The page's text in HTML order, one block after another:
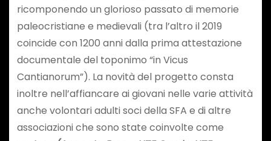
ricomponendo un glorioso passato di memorie
paleocristiane e medievali (tra l’altro il 2019
coincide con 1200 anni dalla prima attestazione
documentale del toponimo “in Vicus
Cantianorum”). La novità del progetto consta
inoltre nell’affiancare ai giovani nelle varie attività
anche volontari adulti soci della SFA e di altre
associazioni che sono state coinvolte come